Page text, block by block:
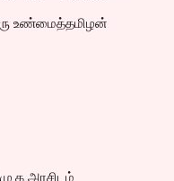
உண்மைத்தமிழன்
அரசிடம்